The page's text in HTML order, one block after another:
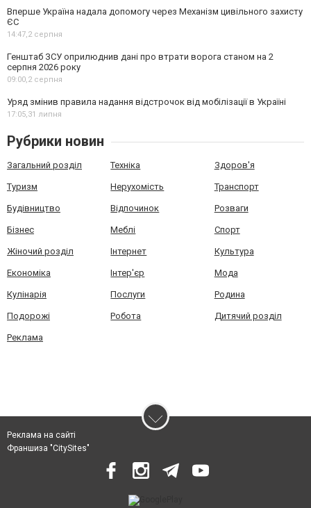
Вперше Україна надала допомогу через Механізм цивільного захисту
ЄС
14:47,2 серпня
Генштаб ЗСУ оприлюднив дані про втрати ворога станом на 2
серпня 2026 року
09:00,2 серпня
Уряд змінив правила надання відстрочок від мобілізації в Україні
17:05,31 липня
Рубрики новин
Загальний розділ Техніка Здоров'я
Туризм Нерухомість Транспорт
Будівництво Відпочинок Розваги
Бізнес Меблі Спорт
Жіночий розділ Інтернет Культура
Економіка Інтер'єр Мода
Кулінарія Послуги Родина
Подорожі Робота Дитячий розділ
Реклама
Реклама на сайті
Франшиза "CitySites"